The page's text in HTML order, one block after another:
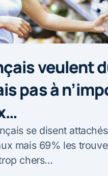
veulent
pas à
se disent
mais 69% les
chers…